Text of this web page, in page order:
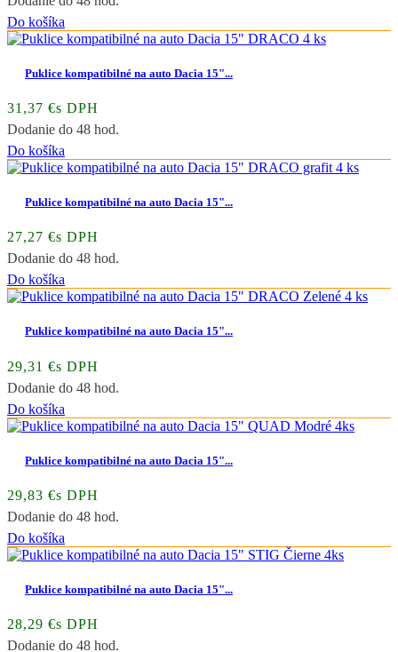
Do košíka
Puklice kompatibilné na auto Dacia 15"...
31,37 €s DPH
Dodanie do 48 hod.
Do košíka
Puklice kompatibilné na auto Dacia 15"...
27,27 €s DPH
Dodanie do 48 hod.
Do košíka
Puklice kompatibilné na auto Dacia 15"...
29,31 €s DPH
Dodanie do 48 hod.
Do košíka
Puklice kompatibilné na auto Dacia 15"...
29,83 €s DPH
Dodanie do 48 hod.
Do košíka
Puklice kompatibilné na auto Dacia 15"...
28,29 €s DPH
Dodanie do 48 hod.